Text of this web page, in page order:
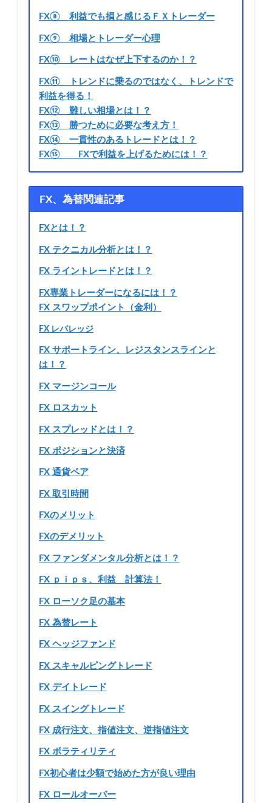
FX⑧ 利益でも損と感じるＦＸトレーダー
FX⑨ 相場とトレーダー心理
FX⑩ レートはなぜ上下するのか！？
FX⑪ トレンドに乗るのではなく、トレンドで
利益を得る！
FX⑫ 難しい相場とは！？
FX⑬ 勝つために必要な考え方！
FX⑭ 一貫性のあるトレードとは！？
FX⑮ FXで利益を上げるためには！？
FX、為替関連記事
FXとは！？
FX テクニカル分析とは！？
FX ライントレードとは！？
FX専業トレーダーになるには！？
FX スワップポイント（金利）
FX レバレッジ
FX サポートライン、レジスタンスラインと
は！？
FX マージンコール
FX ロスカット
FX スプレッドとは！？
FX ポジションと決済
FX 通貨ペア
FX 取引時間
FXのメリット
FXのデメリット
FX ファンダメンタル分析とは！？
FX ｐｉｐｓ、利益 計算法！
FX ローソク足の基本
FX 為替レート
FX ヘッジファンド
FX スキャルピングトレード
FX デイトレード
FX スイングトレード
FX 成行注文、指値注文、逆指値注文
FX ボラティリティ
FX初心者は少額で始めた方が良い理由
FX ロールオーバー